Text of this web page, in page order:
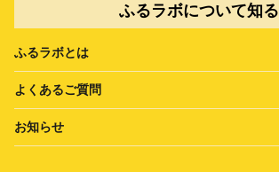
ふるラボについて知る
ふるラボとは
よくあるご質問
お知らせ